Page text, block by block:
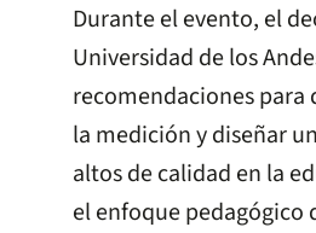
Durante el evento, el
Universidad de los
recomendaciones para
la medición y diseñar
altos de calidad en la
el enfoque pedagógico